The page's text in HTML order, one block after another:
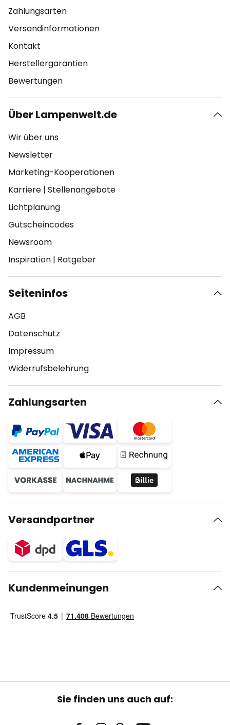
Zahlungsarten
Versandinformationen
Kontakt
Herstellergarantien
Bewertungen
Über Lampenwelt.de
Wir über uns
Newsletter
Marketing-Kooperationen
Karriere | Stellenangebote
Lichtplanung
Gutscheincodes
Newsroom
Inspiration | Ratgeber
Seiteninfos
AGB
Datenschutz
Impressum
Widerrufsbelehrung
Zahlungsarten
Versandpartner
Kundenmeinungen
Sie finden uns auch auf: